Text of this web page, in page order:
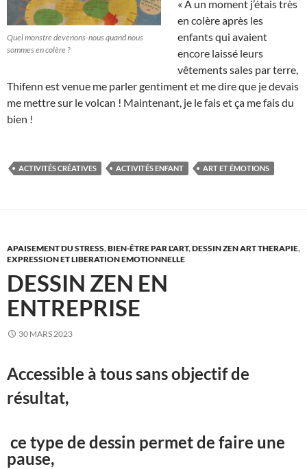
Quel monstre devenons-nous quand nous
sommes en colère ?
« A un moment j’étais très
en colère après les
enfants qui avaient
encore laissé leurs
vêtements sales par terre,
Thifenn est venue me parler gentiment et me dire que je devais
me mettre sur le volcan ! Maintenant, je le fais et ça me fais du
bien !
ACTIVITÉS CRÉATIVES ACTIVITÉS ENFANT ART ET ÉMOTIONS
APAISEMENT DU STRESS,BIEN-ÊTRE PAR L'ART,DESSIN ZEN ART THERAPIE,
EXPRESSION ET LIBERATION EMOTIONNELLE
DESSIN ZEN EN
ENTREPRISE
30 MARS 2023
Accessible à tous sans objectif de
résultat,
ce type de dessin permet de faire une
pause,